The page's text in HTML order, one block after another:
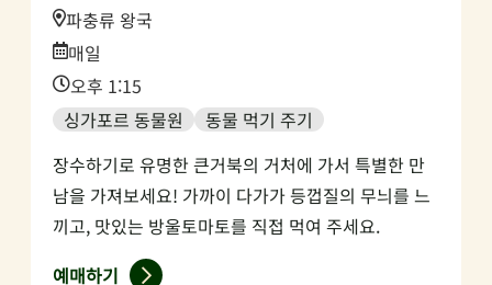
Location:
파충류 왕국
Date:
매일
Time:
오후 1:15
싱가포르 동물원
동물 먹기 주기
장수하기로 유명한 큰거북의 거처에 가서 특별한 만
남을 가져보세요! 가까이 다가가 등껍질의 무늬를 느
끼고, 맛있는 방울토마토를 직접 먹여 주세요.
예매하기